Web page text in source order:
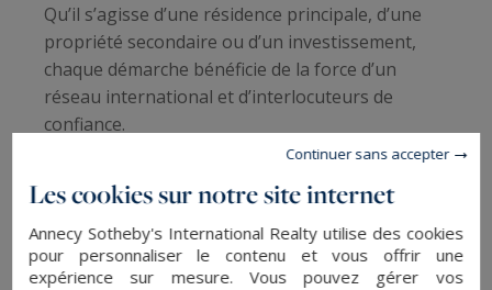
Qu’il s’agisse d’une résidence principale, d’une
propriété secondaire ou d’un investissement,
chaque démarche bénéficie de la force d’un
réseau international et d’interlocuteurs de
confiance.
à la location saisonnière, offrant la possibilité
d’organiser des séjours dans des destinations
parmi les plus prisées, avec le même niveau
Les cookies sur notre site internet
Annecy Sotheby's International Realty utilise des cookies
pour personnaliser le contenu et vous offrir une
expérience sur mesure. Vous pouvez gérer vos
Continuer sans accepter